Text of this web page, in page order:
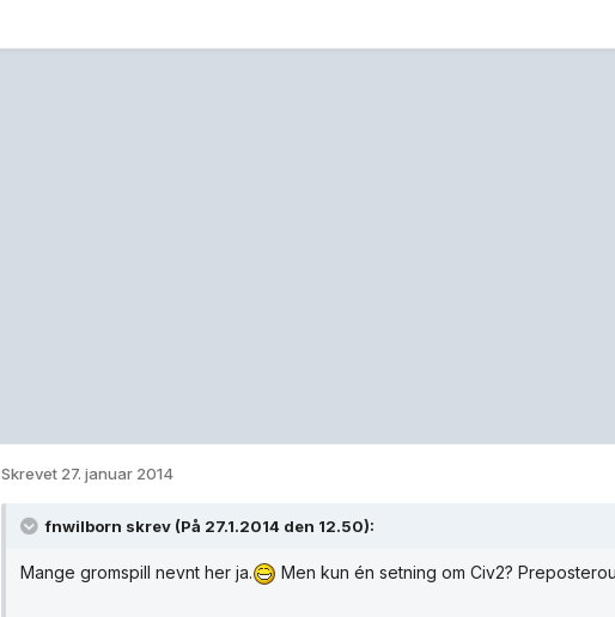
Skrevet 27. januar 2014
fnwilborn skrev (På 27.1.2014 den 12.50):
Mange gromspill nevnt her ja. Men kun én setning om Civ2?